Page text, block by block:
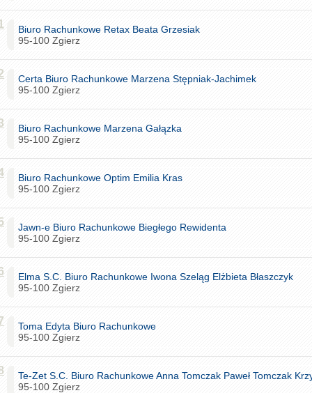
Biuro Rachunkowe Retax Beata Grzesiak
95-100 Zgierz
Certa Biuro Rachunkowe Marzena Stępniak-Jachimek
95-100 Zgierz
Biuro Rachunkowe Marzena Gałązka
95-100 Zgierz
Biuro Rachunkowe Optim Emilia Kras
95-100 Zgierz
Jawn-e Biuro Rachunkowe Biegłego Rewidenta
95-100 Zgierz
Elma S.C. Biuro Rachunkowe Iwona Szeląg Elżbieta Błaszczyk
95-100 Zgierz
Toma Edyta Biuro Rachunkowe
95-100 Zgierz
Te-Zet S.C. Biuro Rachunkowe Anna Tomczak Paweł Tomczak
95-100 Zgierz